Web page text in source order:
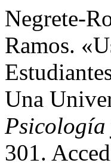
Negrete-
Ramos.
Una
301.